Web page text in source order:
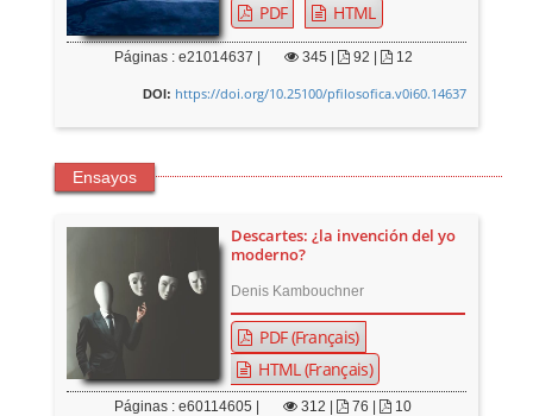
PDF HTML
Páginas : e21014637 | 345 92 | 12
DOI: https://doi.org/10.25100/pfilosofica.v0i60.14637
Ensayos
Descartes: ¿la invención del yo
moderno?
Denis Kambouchner
PDF (Français)
HTML (Français)
Páginas : e60114605 | 312 76 | 10